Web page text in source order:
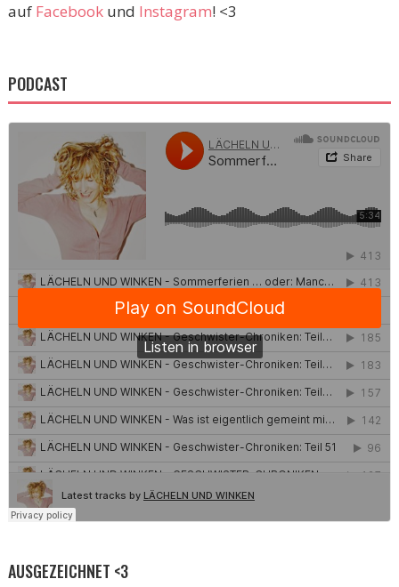
auf Facebookund Instagram! <3
PODCAST
AUSGEZEICHNET <3